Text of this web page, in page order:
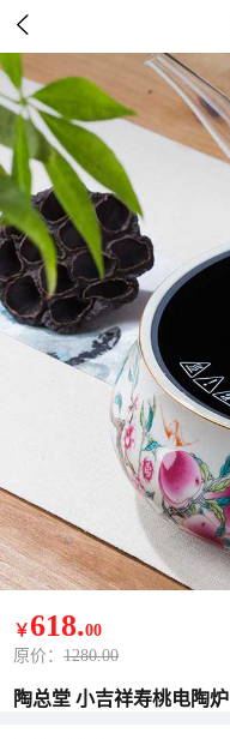

￥ 618.00
原价： 1280.00
陶总堂 小吉祥寿桃电陶炉